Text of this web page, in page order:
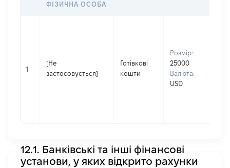
ФІЗИЧНА ОСОБА
1
[Не
застосовується]
Готівкові
кошти
Розмір:
25000
Валюта:
USD
12.1. Банківські та інші фінансові
установи, у яких відкрито рахунки